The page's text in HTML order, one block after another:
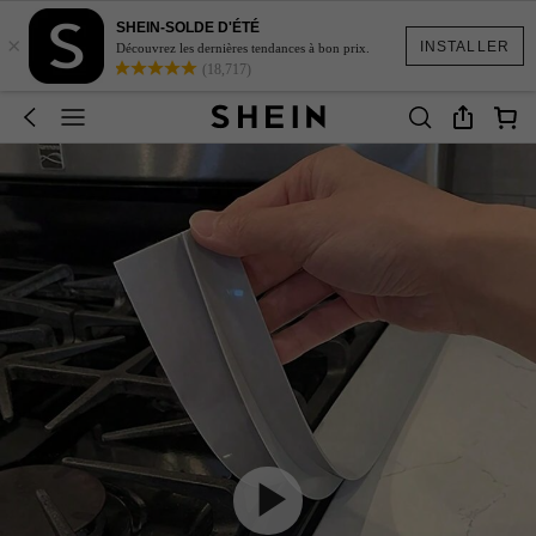
INSTALLER
×
SHEIN-SOLDE D'ÉTÉ
Découvrez les dernières tendances à bon prix.
(18,717)